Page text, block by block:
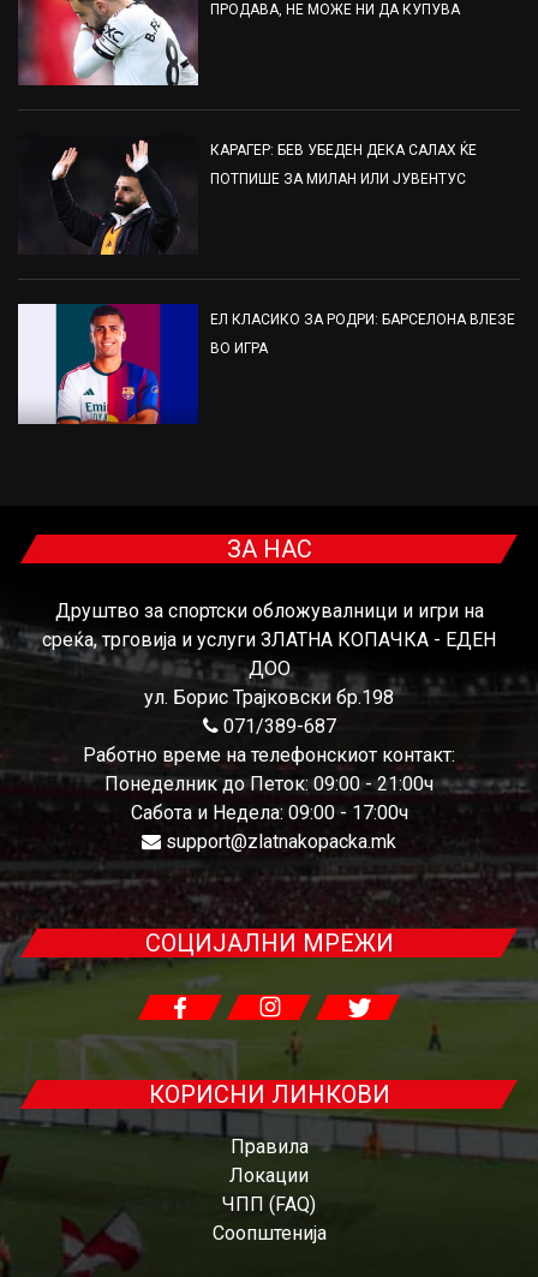
ПРОДАВА, НЕ МОЖЕ НИ ДА КУПУВА
КАРАГЕР: БЕВ УБЕДЕН ДЕКА САЛАХ ЌЕ
ПОТПИШЕ ЗА МИЛАН ИЛИ ЈУВЕНТУС
ЕЛ КЛАСИКО ЗА РОДРИ: БАРСЕЛОНА ВЛЕЗЕ
ВО ИГРА
ЗА НАС
Друштво за спортски обложувалници и игри на
среќа, трговија и услуги ЗЛАТНА КОПАЧКА - ЕДЕН
ДОО
ул. Борис Трајковски бр.198
071/389-687
Работно време на телефонскиот контакт:
Понеделник до Петок: 09:00 - 21:00ч
Сабота и Недела: 09:00 - 17:00ч
support@zlatnakopacka.mk
СОЦИЈАЛНИ МРЕЖИ
КОРИСНИ ЛИНКОВИ
Правила
Локации
ЧПП (FAQ)
Соопштенија